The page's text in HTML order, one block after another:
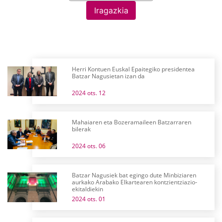
Iragazkia
Herri Kontuen Euskal Epaitegiko presidentea
Batzar Nagusietan izan da
2024 ots. 12
Mahaiaren eta Bozeramaileen Batzarraren
bilerak
2024 ots. 06
Batzar Nagusiek bat egingo dute Minbiziaren
aurkako Arabako Elkartearen kontzientziazio-
ekitaldiekin
2024 ots. 01